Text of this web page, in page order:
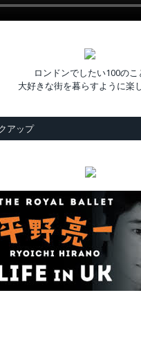
ロンドンでしたい100のこ
大好きな街を暮らすように楽
アップ